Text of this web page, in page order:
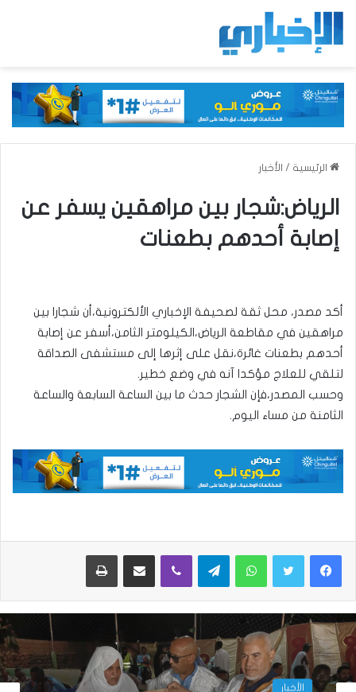
الرئيسية / الأخبار
الرياض:شجار بين مراهقين يسفر عن
إصابة أحدهم بطعنات
أكد مصدر، محل ثقة لصحيفة الإخباري الألكترونية،أن شجارا بين
مراهقين في مقاطعة الرياض،الكيلومتر الثامن،أسفر عن إصابة
أحدهم بطعنات غائرة،نقل على إثرها إلى مستشفى الصداقة
لتلقي للعلاج مؤكدا آنه في وضع خطير.
وحسب المصدر،فإن الشجار حدث ما بين الساعة السابعة والساعة
الثامنة من مساء اليوم.
واتساب تيلقرام ڤايبر مشاركة عبر البريد طباعة